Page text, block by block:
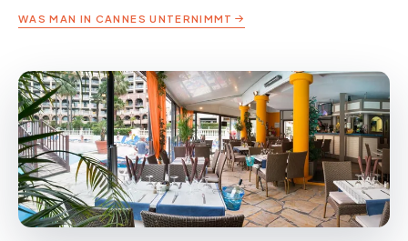
WAS MAN IN CANNES UNTERNIMMT